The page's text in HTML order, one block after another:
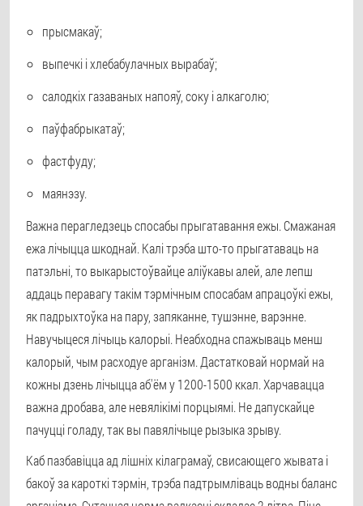
прысмакаў;
выпечкі і хлебабулачных вырабаў;
салодкіх газаваных напояў, соку і алкаголю;
паўфабрыкатаў;
фастфуду;
маянэзу.
Важна перагледзець спосабы прыгатавання ежы. Смажаная
ежа лічыцца шкоднай. Калі трэба што-то прыгатаваць на
патэльні, то выкарыстоўвайце аліўкавы алей, але лепш
аддаць перавагу такім тэрмічным спосабам апрацоўкі ежы,
як падрыхтоўка на пару, запяканне, тушэнне, варэнне.
Навучыцеся лічыць калорыі. Неабходна спажываць менш
калорый, чым расходуе арганізм. Дастатковай нормай на
кожны дзень лічыцца аб'ём у 1200-1500 ккал. Харчавацца
важна дробава, але невялікімі порцыямі. Не дапускайце
пачуцці голаду, так вы павялічыце рызыка зрыву.
Каб пазбавіцца ад лішніх кілаграмаў, свисающего жывата і
бакоў за кароткі тэрмін, трэба падтрымліваць водны баланс